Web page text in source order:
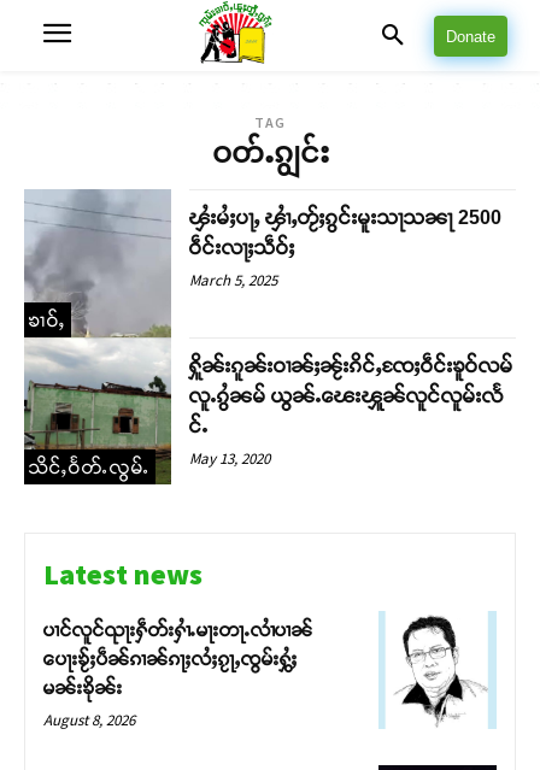
Donate
TAG
ဝတ်ႉၵျွင်း
ၶၢဝ်ႇ
ၾႆးမႆႈပႃႇ ၾၢႆႇတႂ်ႈၵွင်းမူးသႃသၼႃ 2500
ဝဵင်းလႃႈသဵဝ်ႈ
March 5, 2025
သိင်ႇဝႅတ်ႉလွမ်ႉ
ႁိူၼ်းၵူၼ်းဝၢၼ်ႈၼႂ်းၵိင်ႇၸႄႈဝဵင်းၶူဝ်လမ်
လူႉၵွႆၼမ် ယွၼ်ႉၽေးၾူၼ်လူင်လူမ်းလႅ
င်ႉ
May 13, 2020
Latest news
ပၢင်လူင်ၺႃးႁဵတ်းႁၢႆႉမႃးတႃႉလၢႆပၢၼ် ​​
ပေႃးၶႂ်ႈပဵၼ်ၵၢၼ်ၵႃႈလႆႈၵႂႃႇၸွမ်းႁွႆႈ
မၼ်းၶိုၼ်း
August 8, 2026